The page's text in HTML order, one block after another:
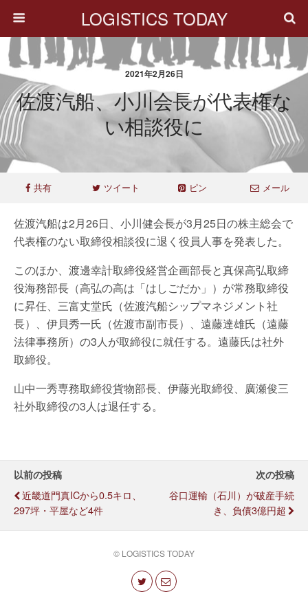
LOGISTICS TODAY
2021年2月26日
佐渡汽船、小川会長が代表権な
い相談役に
共有 ツイート ピン メール
佐渡汽船は2月26日、小川健会長が3月25日の株主総会で
代表権のない取締役相談役に退く役員人事を発表した。
このほか、渡邊幸計取締役経営企画部長と真保高弘取締
役海務部長（高弘の高は「はしごだか」）が常務取締役
に昇任、三富丈堂氏（佐渡汽船シップマネジメント社
長）、伊貝秀一氏（佐渡市副市長）、遠藤達雄氏（遠藤
法律事務所）の3人が取締役に就任する。遠藤氏は社外
取締役。
山中一秀専務取締役貨物部長、伊藤光取締役、廣瀬俊三
社外取締役の3人は退任する。
以前の投稿
近畿道門真ICから0.5キロ、
297坪・平屋など4件
次の投稿
谷口運輸（石川）が破産手続
き、負債3億円超
© LOGISTICS TODAY